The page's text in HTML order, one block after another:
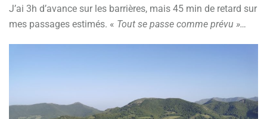
J’ai 3h d’avance sur les barrières, mais 45 min de retard sur
mes passages estimés. « Tout se passe comme prévu »…